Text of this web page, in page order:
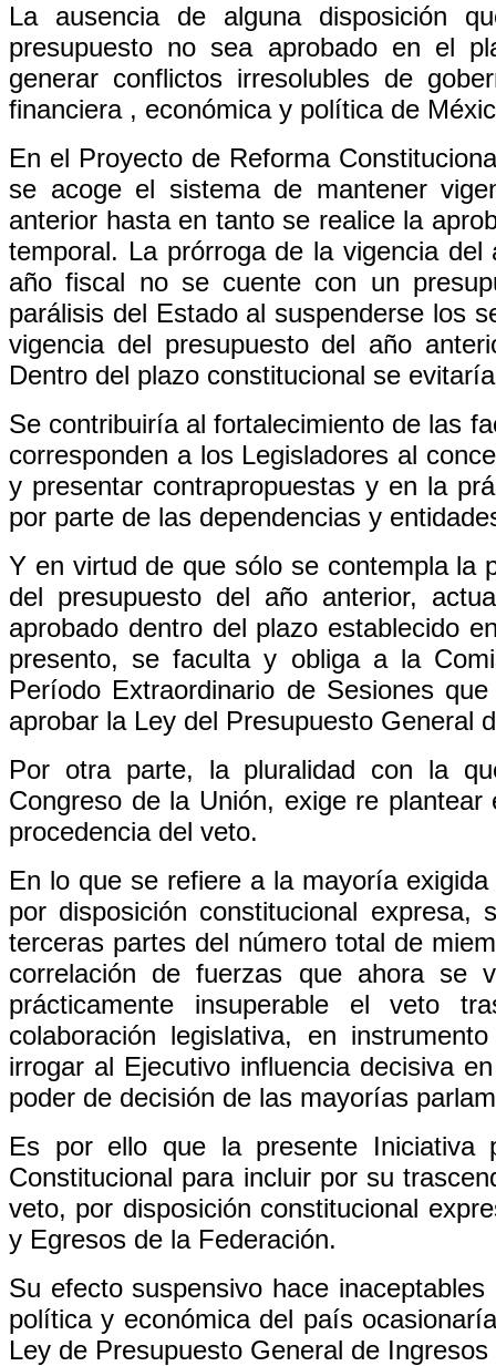
La ausencia de alguna disposición
presupuesto no sea aprobado en el
generar conflictos irresolubles de
financiera , económica y política de
En el Proyecto de Reforma
se acoge el sistema de mantener
anterior hasta en tanto se realice la
temporal. La prórroga de la vigencia
año fiscal no se cuente con un
parálisis del Estado al suspenderse los
vigencia del presupuesto del año
Dentro del plazo constitucional se
Se contribuiría al fortalecimiento de las
corresponden a los Legisladores al
y presentar contrapropuestas y en la
por parte de las dependencias y
Y en virtud de que sólo se contempla la
del presupuesto del año anterior,
aprobado dentro del plazo establecido
presento, se faculta y obliga a la
Período Extraordinario de Sesiones
aprobar la Ley del Presupuesto General
Por otra parte, la pluralidad con la
Congreso de la Unión, exige re
procedencia del veto.
En lo que se refiere a la mayoría
por disposición constitucional
terceras partes del número total de
correlación de fuerzas que ahora se
prácticamente insuperable el veto
colaboración legislativa, en
irrogar al Ejecutivo influencia decisiva
poder de decisión de las mayorías
Es por ello que la presente Iniciativa
Constitucional para incluir por su
veto, por disposición constitucional
y Egresos de la Federación.
Su efecto suspensivo hace
política y económica del país
Ley de Presupuesto General de